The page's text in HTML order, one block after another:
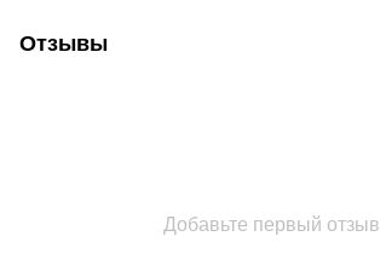
Отзывы
Добавьте первый отзыв